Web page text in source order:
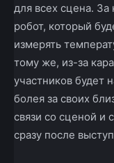
для всех сцена. За
робот, который
измерять
тому же, из-за
участников будет
болея за своих
связи со сценой и
сразу после